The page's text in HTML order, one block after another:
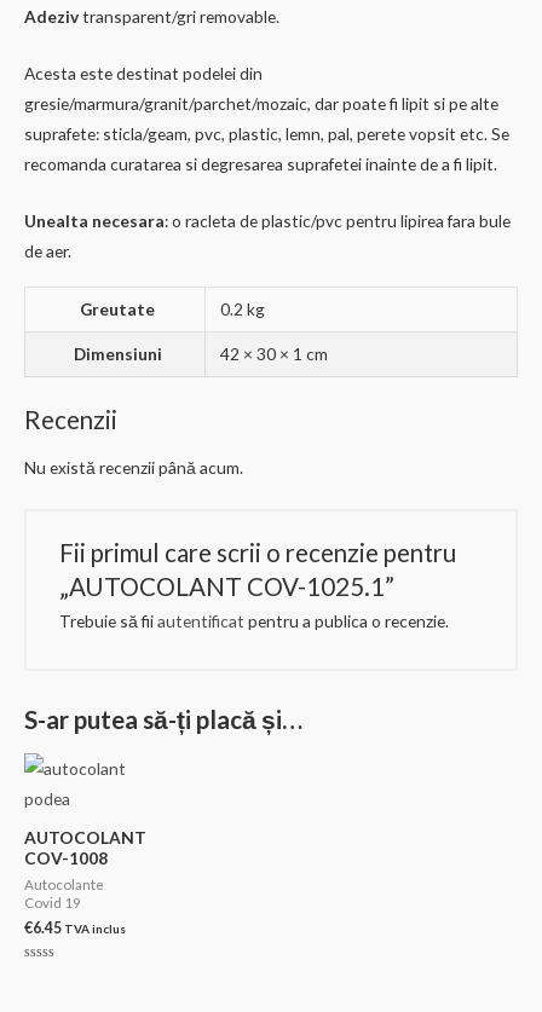
Adezivtransparent/gri removable.
Acesta este destinat podelei din
gresie/marmura/granit/parchet/mozaic, dar poate fi lipit si pe alte
suprafete: sticla/geam, pvc, plastic, lemn, pal, perete vopsit etc. Se
recomanda curatarea si degresarea suprafetei inainte de a fi lipit.
Unealta necesara: o racleta de plastic/pvc pentru lipirea fara bule
de aer.
Greutate 0.2 kg
Dimensiuni 42 × 30 × 1 cm
Recenzii
Nu există recenzii până acum.
Fii primul care scrii o recenzie pentru
„AUTOCOLANT COV-1025.1”
Trebuie să fiiautentificat pentru a publica o recenzie.
S-ar putea să-ți placă și…
AUTOCOLANT
COV-1008
Autocolante
Covid 19
€6.45 TVA inclus